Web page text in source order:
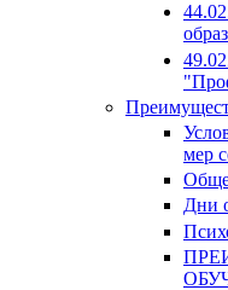
мер
Дни